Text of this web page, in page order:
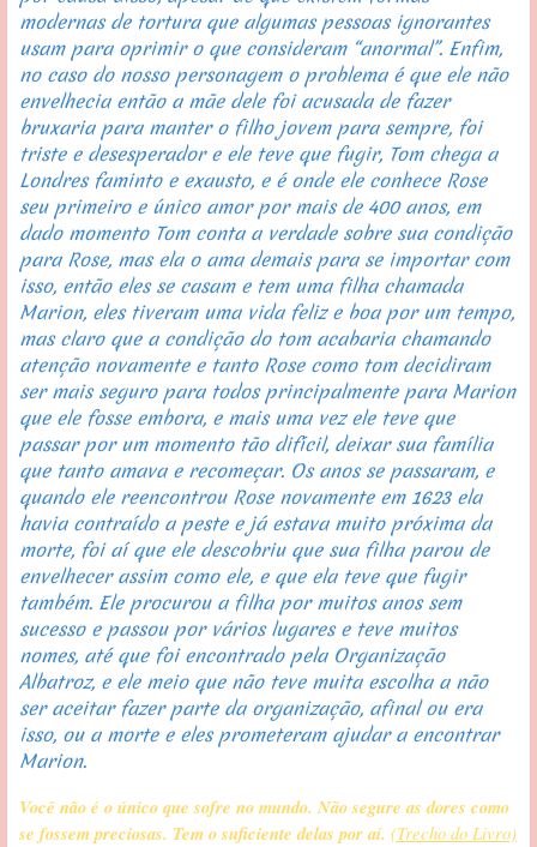
modernas de tortura que algumas pessoas ignorantes
usam para oprimir o que consideram “anormal”. Enfim,
no caso do nosso personagem o problema é que ele não
envelhecia então a mãe dele foi acusada de fazer
bruxaria para manter o filho jovem para sempre, foi
triste e desesperador e ele teve que fugir, Tom chega a
Londres faminto e exausto, e é onde ele conhece Rose
seu primeiro e único amor por mais de 400 anos, em
dado momento Tom conta a verdade sobre sua condição
para Rose, mas ela o ama demais para se importar com
isso, então eles se casam e tem uma filha chamada
Marion, eles tiveram uma vida feliz e boa por um tempo,
mas claro que a condição do tom acabaria chamando
atenção novamente e tanto Rose como tom decidiram
ser mais seguro para todos principalmente para Marion
que ele fosse embora, e mais uma vez ele teve que
passar por um momento tão difícil, deixar sua família
que tanto amava e recomeçar. Os anos se passaram, e
quando ele reencontrou Rose novamente em 1623 ela
havia contraído a peste e já estava muito próxima da
morte, foi aí que ele descobriu que sua filha parou de
envelhecer assim como ele, e que ela teve que fugir
também. Ele procurou a filha por muitos anos sem
sucesso e passou por vários lugares e teve muitos
nomes, até que foi encontrado pela Organização
Albatroz, e ele meio que não teve muita escolha a não
ser aceitar fazer parte da organização, afinal ou era
isso, ou a morte e eles prometeram ajudar a encontrar
Marion.
Você não é o único que sofre no mundo. Não segure as dores como
se fossem preciosas. Tem o suficiente delas por aí. (Trecho do Livro)